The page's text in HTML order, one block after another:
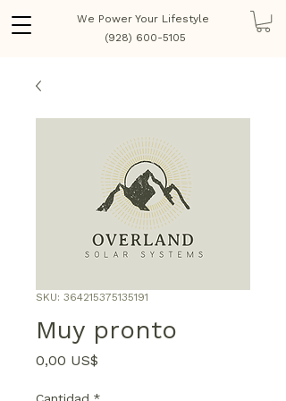
We Power Your Lifestyle
(928) 600-5105
SKU: 364215375135191
Muy pronto
0,00 US$